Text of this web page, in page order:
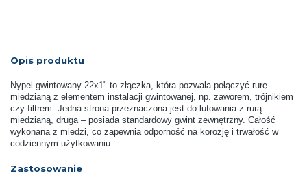
Opis produktu
Nypel gwintowany 22x1" to złączka, która pozwala połączyć rurę
miedzianą z elementem instalacji gwintowanej, np. zaworem, trójnikiem
czy filtrem. Jedna strona przeznaczona jest do lutowania z rurą
miedzianą, druga – posiada standardowy gwint zewnętrzny. Całość
wykonana z miedzi, co zapewnia odporność na korozję i trwałość w
codziennym użytkowaniu.
Zastosowanie